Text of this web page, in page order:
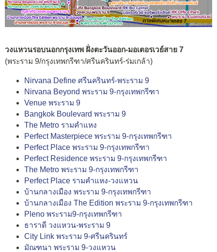
วงแหวนรอบนอกกรุงเทพ ฝั่งตะวันออก-มอเตอรเวย์สาย 7
(พระราม 9/กรุงเทพกรีฑา/ศรีนครินทร์-ร่มเกล้า)
Nirvana Define ศรีนครินทร์-พระราม 9
Nirvana Beyond พระราม 9-กรุงเทพกรีฑา
Venue พระราม 9
Bangkok Boulevard พระราม 9
The Metro รามคำแหง
Perfect Masterpiece พระราม 9-กรุงเทพกรีฑา
Perfect Place พระราม 9-กรุงเทพกรีฑา
Perfect Residence พระราม 9-กรุงเทพกรีฑา
The Metro พระราม 9-กรุงเทพกรีฑา
Perfect Place รามคำแหง-วงแหวน
บ้านกลางเมือง พระราม 9-กรุงเทพกรีฑา
บ้านกลางเมือง The Edition พระราม 9-กรุงเทพกรีฑา
Pleno พระราม9-กรุงเทพกรีฑา
ธาราดี วงแหวน-พระราม 9
City Link พระราม 9-ศรีนครินทร์
มัณฑนา พระราม 9-วงแหวน